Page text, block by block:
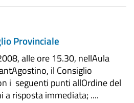
Provinciale
alle ore 15.30, nellAula
il Consiglio
i seguenti punti allOrdine del
a risposta immediata; ....